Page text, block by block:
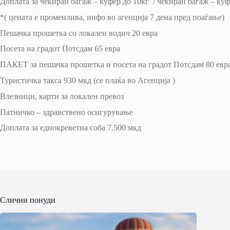
*( цената е променлива, инфо во агенција 7 дена пред поаѓање)
Пешачка прошетка со локален водич 20 евра
Посета на градот Потсдам 65 евра
ПАКЕТ за пешачка прошетка и посета на градот Потсдам 80
Туристичка такса 930 мкд (се плаќа во Агенција )
Влезници, карти за локален превоз
Патничко – здравствено осигурување
Доплата за еднокреветна соба 7.500 мкд
Слични понуди